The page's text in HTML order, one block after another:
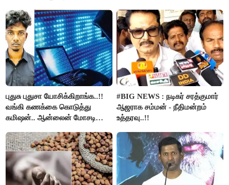
புதுசு புதுசா யோசிக்கிறாங்க..!!
வங்கி கணக்கை கொடுத்து
கமிஷன்.. ஆன்லைன் மோசடி
கைது..!!
#BIG NEWS : நடிகர் சரத்குமார்
ஆஜராக சம்மன் - நீதிமன்றம்
உத்தரவு..!!